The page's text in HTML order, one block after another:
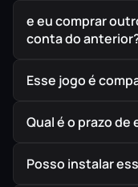
Os portões estão se
uma nova região no
você com novas
serem explorados!
IMPORTANTE!
diretamente na
garantindo assim a
e eu comprar
conta do
Esse jogo é
Qual é o prazo
Posso instalar